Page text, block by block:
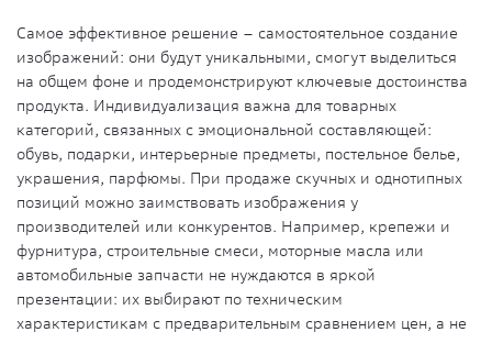
Самое эффективное решение – самостоятельное создание
изображений: они будут уникальными, смогут выделиться
на общем фоне и продемонстрируют ключевые достоинства
продукта. Индивидуализация важна для товарных
категорий, связанных с эмоциональной составляющей:
обувь, подарки, интерьерные предметы, постельное белье,
украшения, парфюмы. При продаже скучных и однотипных
позиций можно заимствовать изображения у
производителей или конкурентов. Например, крепежи и
фурнитура, строительные смеси, моторные масла или
автомобильные запчасти не нуждаются в яркой
презентации: их выбирают по техническим
характеристикам с предварительным сравнением цен, а не